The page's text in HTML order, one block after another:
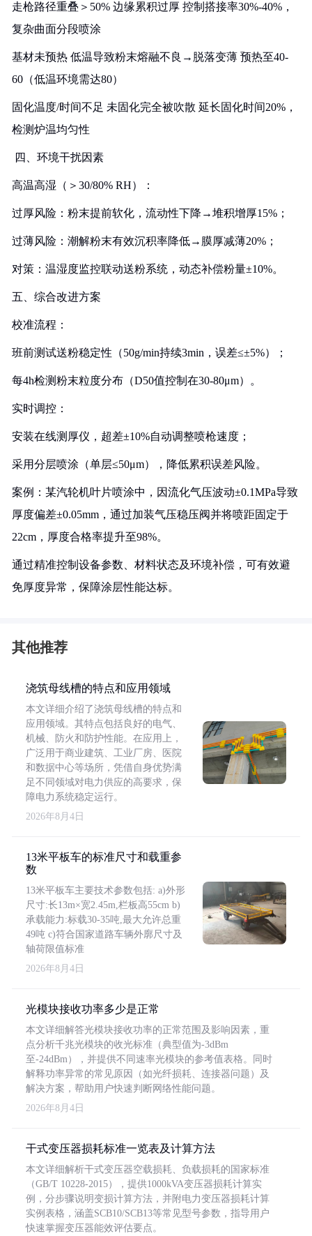
走枪路径重叠＞50%‌ 边缘累积过厚 控制搭接率30%-40%，
复杂曲面分段喷涂
基材未预热‌ 低温导致粉末熔融不良→脱落变薄 预热至40-
60（低温环境需达80）
固化温度/时间不足‌ 未固化完全被吹散 延长固化时间20%，
检测炉温均匀性
️ ‌四、环境干扰因素‌
高温高湿‌（＞30/80% RH）：
过厚风险：粉末提前软化，流动性下降→堆积增厚15%；
过薄风险：潮解粉末有效沉积率降低→膜厚减薄20%；
对策‌：温湿度监控联动送粉系统，动态补偿粉量±10%。
‌五、综合改进方案‌
校准流程‌：
班前测试送粉稳定性（50g/min持续3min，误差≤±5%）；
每4h检测粉末粒度分布（D50值控制在30-80μm）。
实时调控‌：
安装在线测厚仪，超差±10%自动调整喷枪速度；
采用分层喷涂（单层≤50μm），降低累积误差风险。
案例‌：某汽轮机叶片喷涂中，因流化气压波动±0.1MPa导致
厚度偏差±0.05mm，通过加装气压稳压阀并将喷距固定于
22cm，厚度合格率提升至98%。
通过精准控制设备参数、材料状态及环境补偿，可有效避
免厚度异常，保障涂层性能达标。
其他推荐
浇筑母线槽的特点和应用领域
本文详细介绍了浇筑母线槽的特点和
应用领域。其特点包括良好的电气、
机械、防火和防护性能。在应用上，
广泛用于商业建筑、工业厂房、医院
和数据中心等场所，凭借自身优势满
足不同领域对电力供应的高要求，保
障电力系统稳定运行。
2026年8月4日
13米平板车的标准尺寸和载重参
数
13米平板车主要技术参数包括: a)外形
尺寸:长13m×宽2.45m,栏板高55cm b)
承载能力:标载30-35吨,最大允许总重
49吨 c)符合国家道路车辆外廓尺寸及
轴荷限值标准
2026年8月4日
光模块接收功率多少是正常
本文详细解答光模块接收功率的正常范围及影响因素，重
点分析千兆光模块的收光标准（典型值为-3dBm
至-24dBm），并提供不同速率光模块的参考值表格。同时
解释功率异常的常见原因（如光纤损耗、连接器问题）及
解决方案，帮助用户快速判断网络性能问题。
2026年8月4日
干式变压器损耗标准一览表及计算方法
本文详细解析干式变压器空载损耗、负载损耗的国家标准
（GB/T 10228-2015），提供1000kVA变压器损耗计算实
例，分步骤说明变损计算方法，并附电力变压器损耗计算
实例表格，涵盖SCB10/SCB13等常见型号参数，指导用户
快速掌握变压器能效评估要点。